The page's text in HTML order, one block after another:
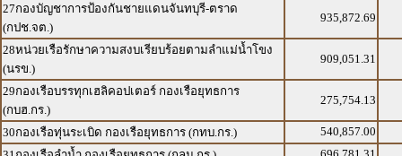
27กองบัญชาการป้องกันชายแดนจันทบุรี-ตราด
(กปช.จต.)
935,872.69
28หน่วยเรือรักษาความสงบเรียบร้อยตามลำแม่น้ำโขง
(นรข.)
909,051.31
29กองเรือบรรทุกเฮลิคอปเตอร์ กองเรือยุทธการ
(กบฮ.กร.)
275,754.13
30กองเรือทุ่นระเบิด กองเรือยุทธการ (กทบ.กร.)
540,857.00